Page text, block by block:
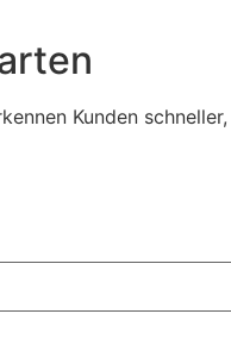
Kunden